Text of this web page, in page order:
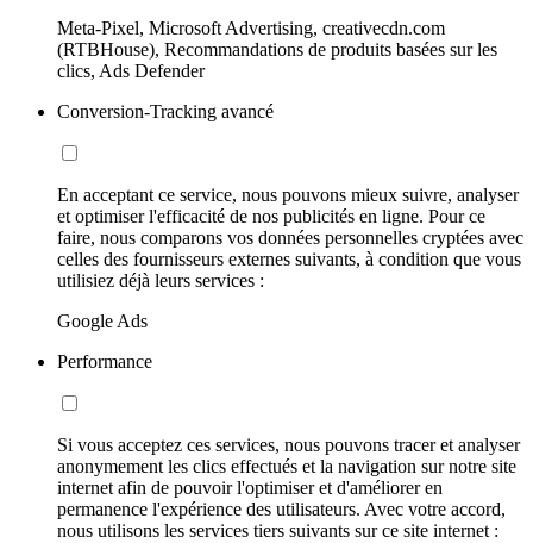
Meta-Pixel, Microsoft Advertising, creativecdn.com
(RTBHouse), Recommandations de produits basées sur les
clics, Ads Defender
Conversion-Tracking avancé
En acceptant ce service, nous pouvons mieux suivre, analyser
et optimiser l'efficacité de nos publicités en ligne. Pour ce
faire, nous comparons vos données personnelles cryptées avec
celles des fournisseurs externes suivants, à condition que vous
utilisiez déjà leurs services :
Google Ads
Performance
Si vous acceptez ces services, nous pouvons tracer et analyser
anonymement les clics effectués et la navigation sur notre site
internet afin de pouvoir l'optimiser et d'améliorer en
permanence l'expérience des utilisateurs. Avec votre accord,
nous utilisons les services tiers suivants sur ce site internet :